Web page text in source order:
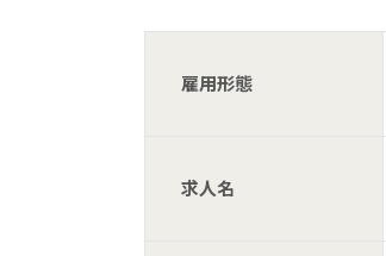
雇用形態
求人名